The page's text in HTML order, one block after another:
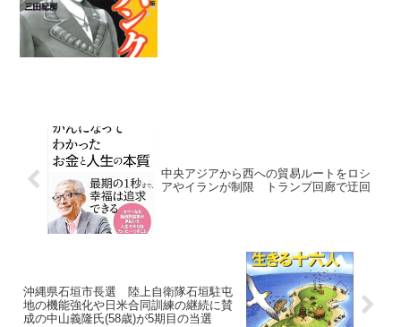
中央アジアから西への貿易ルートをロシ
アやイランが制限 トランプ回廊で迂回
沖縄県石垣市長選 陸上自衛隊石垣駐屯
地の機能強化や日米合同訓練の継続に賛
成の中山義隆氏(58歳)が5期目の当選